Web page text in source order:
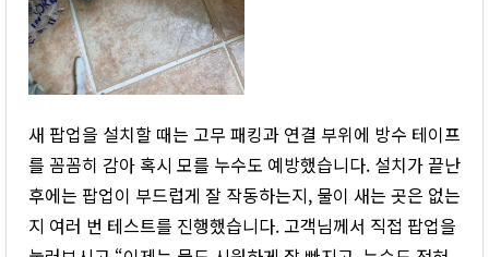
새 팝업을 설치할 때는 고무 패킹과 연결 부위에 방수 테이프
를 꼼꼼히 감아 혹시 모를 누수도 예방했습니다. 설치가 끝난
후에는 팝업이 부드럽게 잘 작동하는지, 물이 새는 곳은 없는
지 여러 번 테스트를 진행했습니다. 고객님께서 직접 팝업을